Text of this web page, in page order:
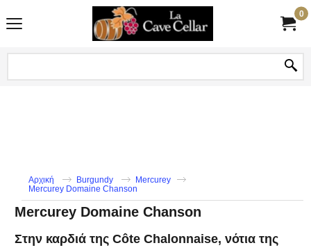
0
Αρχική Burgundy
Mercurey
Mercurey Domaine Chanson
Mercurey Domaine Chanson
Στην καρδιά της Côte Chalonnaise, νότια της